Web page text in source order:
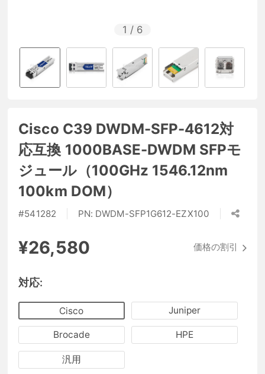
1 / 6
Cisco C39 DWDM-SFP-4612対
応互換 1000BASE-DWDM SFPモ
ジュール（100GHz 1546.12nm
100km DOM）
#541282 PN: DWDM-SFP1G612-EZX100
¥26,580 価格の割引
対応:
Cisco Juniper
Brocade HPE
汎用